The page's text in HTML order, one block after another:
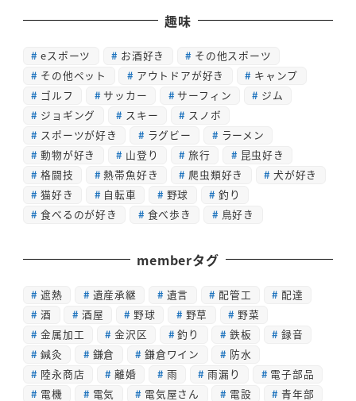
趣味
eスポーツ お酒好き
その他スポーツ
その他ペット
アウトドアが好き
キャンプ
ゴルフ
サッカー サーフィン
ジム
ジョギング
スキー
スノボ
スポーツが好き
ラグビー
ラーメン
動物が好き
山登り 旅行
昆虫好き
格闘技
熱帯魚好き 爬虫類好き
犬が好き
猫好き
自転車 野球
釣り
食べるのが好き
食べ歩き 鳥好き
memberタグ
遮熱 遺産承継 遺言 配管工
配達
酒
酒屋 野球 野草
野菜
金属加工
金沢区 釣り 鉄板
録音
鍼灸
鎌倉 鎌倉ワイン
防水
陸永商店
離婚 雨 雨漏り
電子部品
電機
電気 電気屋さん 電設 青年部